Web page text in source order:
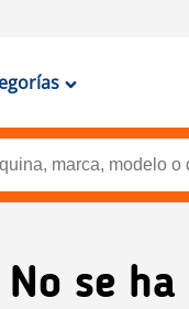
No se